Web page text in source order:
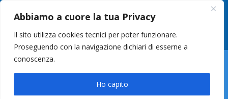
Abbiamo a cuore la tua Privacy
Il sito utilizza cookies tecnici per poter funzionare.
Proseguendo con la navigazione dichiari di esserne a
conoscenza.
Ho capito
049 8627946 –info@cstosetto.it
LUN-VEN 9-12 / 14:30-17